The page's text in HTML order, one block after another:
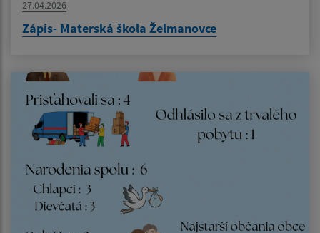
27.04.2026
Zápis- Materská škola Želmanovce